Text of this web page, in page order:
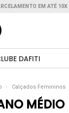
EM ATÉ 10X
DAFITI
Calçados Femininos
MÉDIO